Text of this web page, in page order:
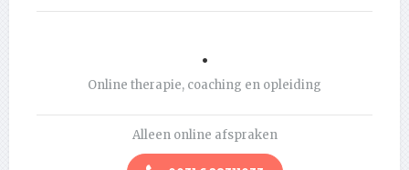
.
Online therapie, coaching en opleiding
Alleen online afspraken